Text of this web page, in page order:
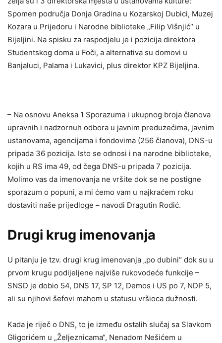
Spomen područja Donja Gradina u Kozarskoj Dubici, Muzej
Kozara u Prijedoru i Narodne biblioteke „Filip Višnjić“ u
Bijeljini. Na spisku za raspodjelu je i pozicija direktora
Studentskog doma u Foči, a alternativa su domovi u
Banjaluci, Palama i Lukavici, plus direktor KPZ Bijeljina.
– Na osnovu Aneksa 1 Sporazuma i ukupnog broja članova
upravnih i nadzornuh odbora u javnim preduzećima, javnim
ustanovama, agencijama i fondovima (256 članova), DNS-u
pripada 36 pozicija. Isto se odnosi i na narodne biblioteke,
kojih u RS ima 49, od čega DNS-u pripada 7 pozicija.
Molimo vas da imenovanja ne vršite dok se ne postigne
sporazum o popuni, a mi ćemo vam u najkraćem roku
dostaviti naše prijedloge – navodi Dragutin Rodić.
Drugi krug imenovanja
U pitanju je tzv. drugi krug imenovanja „po dubini“ dok su u
prvom krugu podijeljene najviše rukovodeće funkcije –
SNSD je dobio 54, DNS 17, SP 12, Demos i US po 7, NDP 5,
ali su njihovi šefovi mahom u statusu vršioca dužnosti.
Kada je riječ o DNS, to je između ostalih slučaj sa Slavkom
Gligorićem u „Željeznicama“, Nenadom Nešićem u